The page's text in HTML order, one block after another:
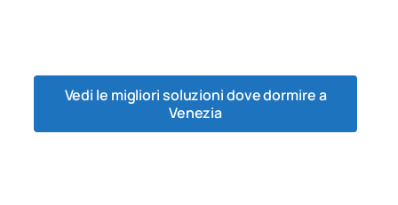
Vedi le migliori soluzioni dove dormire a
Venezia